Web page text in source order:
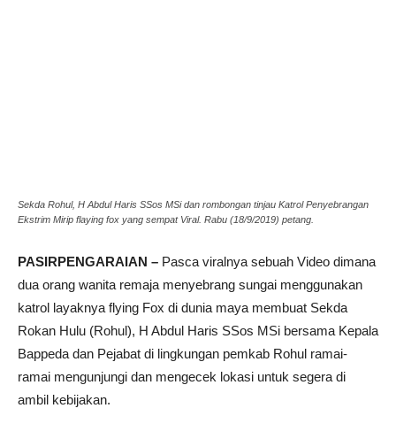
Sekda Rohul, H Abdul Haris SSos MSi dan rombongan tinjau Katrol Penyebrangan
Ekstrim Mirip flaying fox yang sempat Viral. Rabu (18/9/2019) petang.
PASIRPENGARAIAN – Pasca viralnya sebuah Video dimana
dua orang wanita remaja menyebrang sungai menggunakan
katrol layaknya flying Fox di dunia maya membuat Sekda
Rokan Hulu (Rohul), H Abdul Haris SSos MSi bersama Kepala
Bappeda dan Pejabat di lingkungan pemkab Rohul ramai-
ramai mengunjungi dan mengecek lokasi untuk segera di
ambil kebijakan.